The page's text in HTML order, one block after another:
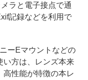
ラと電子接点で通
記録などを利用で
ーEマウントなどの
い方は、レンズ本来
性能が特徴の本レ